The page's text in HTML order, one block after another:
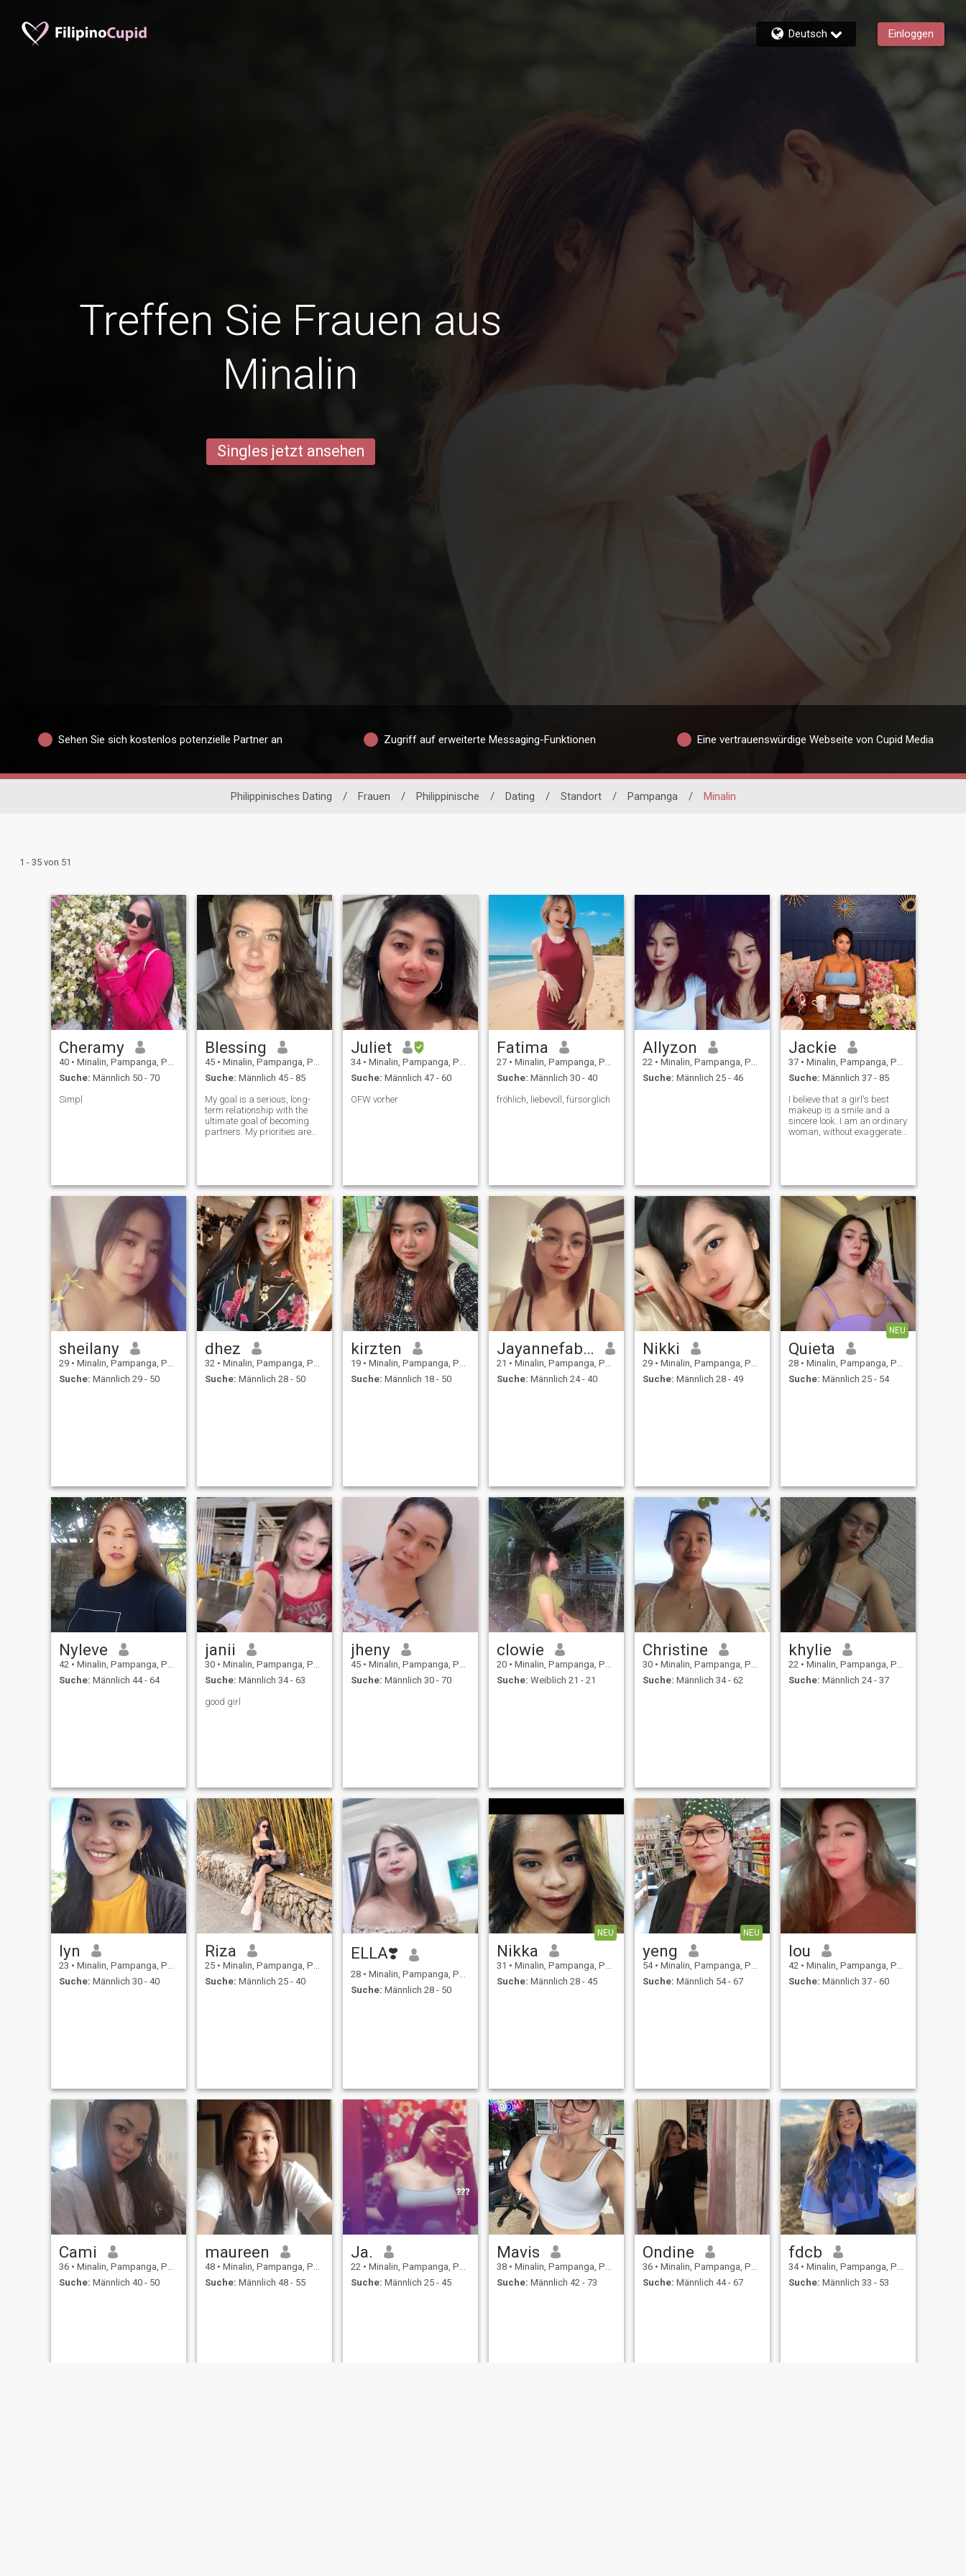
Deutsch Einloggen
Treffen Sie Frauen aus
Minalin
Singles jetzt ansehen
Sehen Sie sich kostenlos potenzielle Partner an Zugriff auf erweiterte Messaging-Funktionen Eine vertrauenswürdige Webseite von Cupid Media
Philippinisches Dating / Frauen / Philippinische / Dating / Standort / Pampanga / Minalin
1 - 35 von 51
Cheramy
40 • Minalin, Pampanga, Philippinen
Suche: Männlich 50 - 70
Simpl
Blessing
45 • Minalin, Pampanga, Philippinen
Suche: Männlich 45 - 85
My goal is a serious, long-
term relationship with the
ultimate goal of becoming
partners. My priorities are
Juliet
34 • Minalin, Pampanga, Philippinen
Suche: Männlich 47 - 60
OFW vorher
Fatima
27 • Minalin, Pampanga, Philippinen
Suche: Männlich 30 - 40
fröhlich, liebevoll, fürsorglich
Allyzon
22 • Minalin, Pampanga, Philippinen
Suche: Männlich 25 - 46
Jackie
37 • Minalin, Pampanga, Philippinen
Suche: Männlich 37 - 85
I believe that a girl's best
makeup is a smile and a
sincere look. I am an ordinary
woman, without exaggerated
ready to meet a man next to
w
sheilany
29 • Minalin, Pampanga, Philippinen
Suche: Männlich 29 - 50
dhez
32 • Minalin, Pampanga, Philippinen
Suche: Männlich 28 - 50
kirzten
19 • Minalin, Pampanga, Philippinen
Suche: Männlich 18 - 50
Jayannefabian
21 • Minalin, Pampanga, Philippinen
Suche: Männlich 24 - 40
Nikki
29 • Minalin, Pampanga, Philippinen
Suche: Männlich 28 - 49
NEU
Quieta
28 • Minalin, Pampanga, Philippinen
Suche: Männlich 25 - 54
Nyleve
42 • Minalin, Pampanga, Philippinen
Suche: Männlich 44 - 64
janii
30 • Minalin, Pampanga, Philippinen
Suche: Männlich 34 - 63
good girl
jheny
45 • Minalin, Pampanga, Philippinen
Suche: Männlich 30 - 70
clowie
20 • Minalin, Pampanga, Philippinen
Suche: Weiblich 21 - 21
Christine
30 • Minalin, Pampanga, Philippinen
Suche: Männlich 34 - 62
khylie
22 • Minalin, Pampanga, Philippinen
Suche: Männlich 24 - 37
lyn
23 • Minalin, Pampanga, Philippinen
Suche: Männlich 30 - 40
Riza
25 • Minalin, Pampanga, Philippinen
Suche: Männlich 25 - 40
ELLA❣️
28 • Minalin, Pampanga, Philippinen
Suche: Männlich 28 - 50
NEU
Nikka
31 • Minalin, Pampanga, Philippinen
Suche: Männlich 28 - 45
NEU
yeng
54 • Minalin, Pampanga, Philippinen
Suche: Männlich 54 - 67
lou
42 • Minalin, Pampanga, Philippinen
Suche: Männlich 37 - 60
Cami
36 • Minalin, Pampanga, Philippinen
Suche: Männlich 40 - 50
maureen
48 • Minalin, Pampanga, Philippinen
Suche: Männlich 48 - 55
Ja.
22 • Minalin, Pampanga, Philippinen
Suche: Männlich 25 - 45
Mavis
38 • Minalin, Pampanga, Philippinen
Suche: Männlich 42 - 73
Ondine
36 • Minalin, Pampanga, Philippinen
Suche: Männlich 44 - 67
fdcb
34 • Minalin, Pampanga, Philippinen
Suche: Männlich 33 - 53